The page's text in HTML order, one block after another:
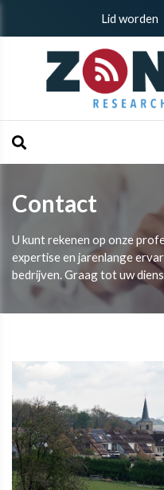
Lid worden
Contact
U kunt rekenen op onze
expertise en jarenlange
bedrijven. Graag tot uw